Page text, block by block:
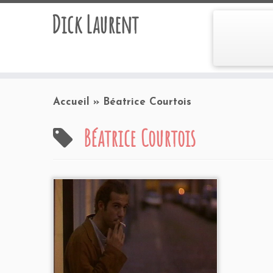
Dick Laurent
Accueil » Béatrice Courtois
Béatrice Courtois